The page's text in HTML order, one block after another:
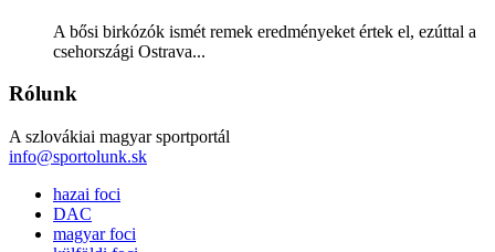
A bősi birkózók ismét remek eredményeket értek el, ezúttal a
csehországi Ostrava...
Rólunk
A szlovákiai magyar sportportál
info@sportolunk.sk
hazai foci
DAC
magyar foci